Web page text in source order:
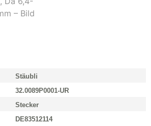
Stäubli
32.0089P0001-UR
Stecker
DE83512114